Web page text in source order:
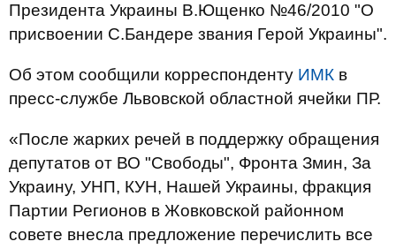
Президента Украины В.Ющенко №46/2010 "О
присвоении С.Бандере звания Герой Украины".
Об этом сообщили корреспонденту ИМК в
пресс-службе Львовской областной ячейки ПР.
«После жарких речей в поддержку обращения
депутатов от ВО "Свободы", Фронта Змин, За
Украину, УНП, КУН, Нашей Украины, фракция
Партии Регионов в Жовковской районном
совете внесла предложение перечислить все